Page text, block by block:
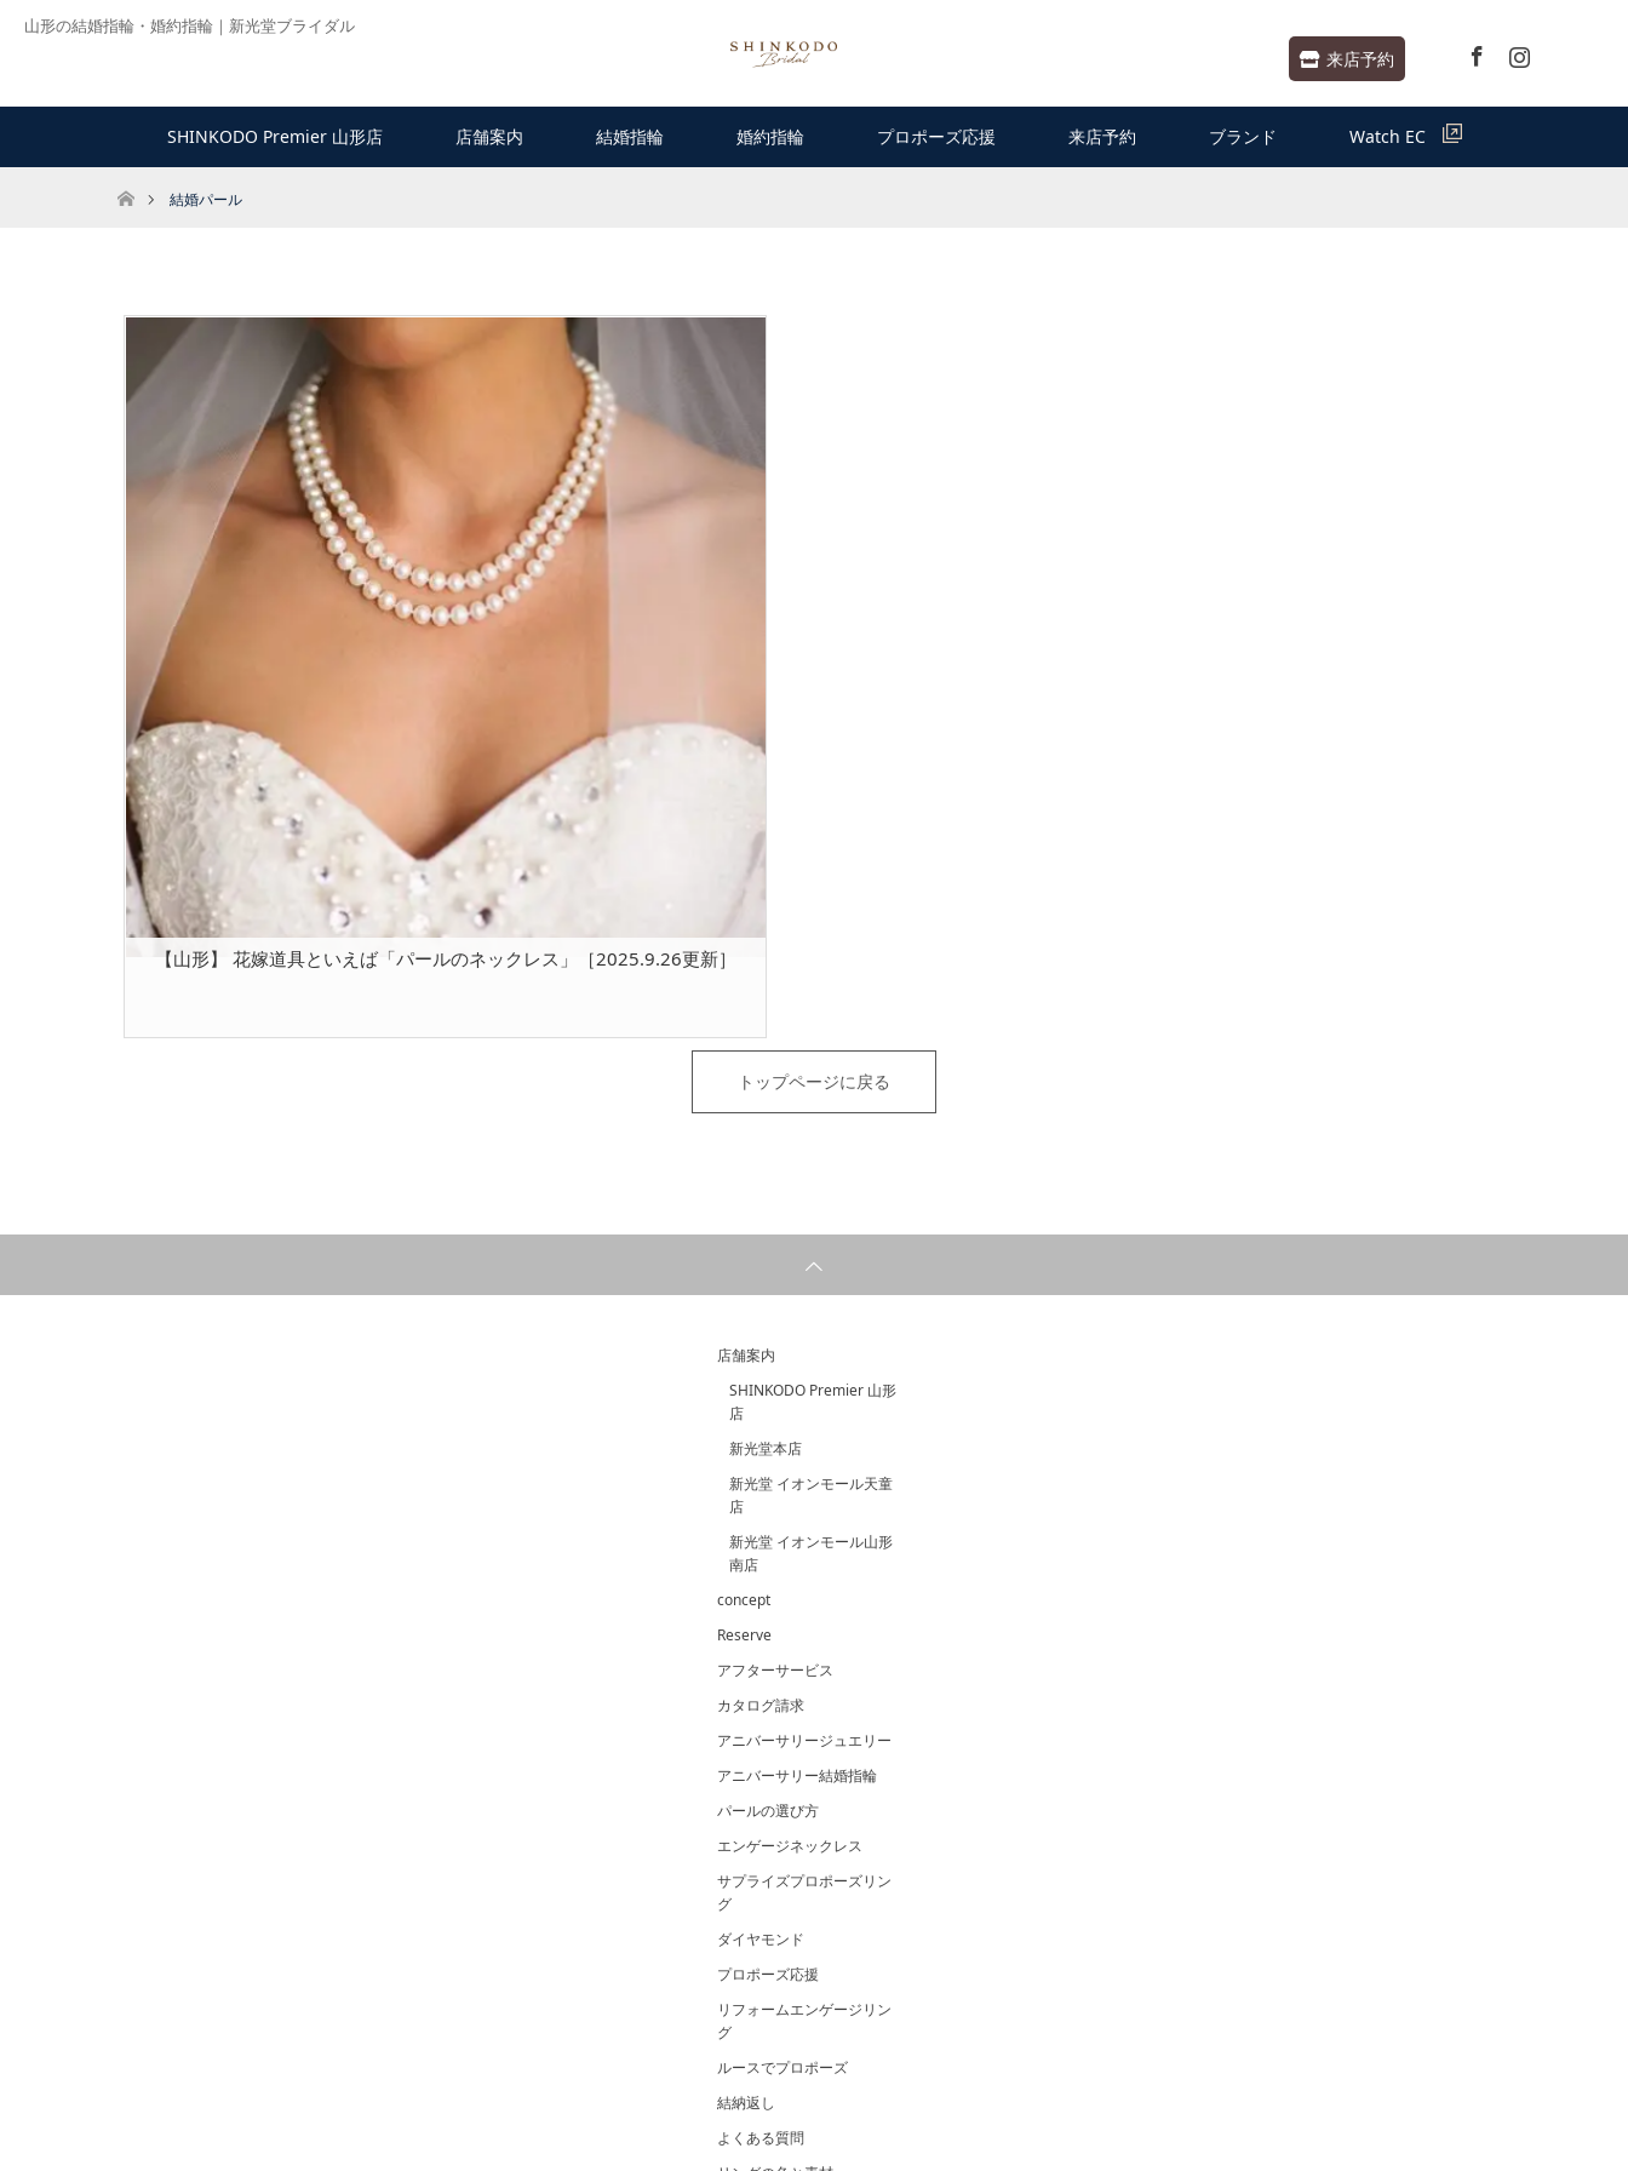
山形の結婚指輪・婚約指輪｜新光堂ブライダル
来店予約
Instagram
SHINKODO Premier 山形店 店舗案内 結婚指輪 婚約指輪 プロポーズ応援 来店予約 ブランド Watch EC
ホーム結婚パール
【山形】 花嫁道具といえば「パールのネックレス」［2025.9.26更新］
トップページに戻る
店舗案内
SHINKODO Premier 山形
店
新光堂本店
新光堂 イオンモール天童
店
新光堂 イオンモール山形
南店
concept
Reserve
アフターサービス
カタログ請求
アニバーサリージュエリー
アニバーサリー結婚指輪
パールの選び方
エンゲージネックレス
サプライズプロポーズリン
グ
ダイヤモンド
プロポーズ応援
リフォームエンゲージリン
グ
ルースでプロポーズ
結納返し
よくある質問